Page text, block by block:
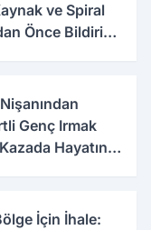
ve Spiral
Önce Bildirim
Genç Irmak
Hayatını
İçin İhale: